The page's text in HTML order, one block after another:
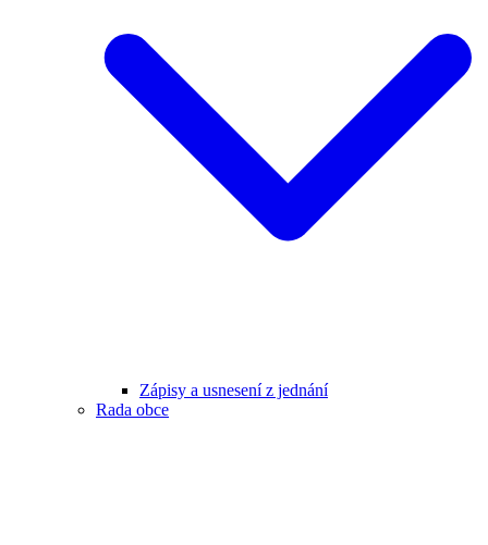
Zápisy a usnesení z jednání
Rada obce